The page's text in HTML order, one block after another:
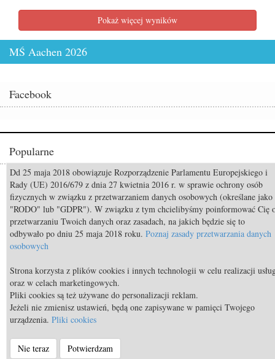
Pokaż więcej wyników
MŚ Aachen 2026
Facebook
Popularne
Odszedł Monty Roberts – człowiek, który nauczył świat słuchać koni
Constable FRH (Contendro I x Diarado) sprzedany do USA
Mistrzostwa Świata Aachen 2026: Już za 50 dni rozpocznie się walka o
medale!
TOP 11 nietypowych przekąsek bezpiecznych dla koni
TOP 9 najdroższych koni świata
Body Condition Scoring, czyli metoda oceny kondycji konia
© Equista.pl 2014 - 2026 - a timeless venture |
Polityka prywatności
Dd 25 maja 2018 obowiązuje Rozporządzenie Parlamentu Europejskiego i
Rady (UE) 2016/679 z dnia 27 kwietnia 2016 r. w sprawie ochrony osób
fizycznych w związku z przetwarzaniem danych osobowych (określane jako
"RODO" lub "GDPR"). W związku z tym chcielibyśmy poinformować Cię
przetwarzaniu Twoich danych oraz zasadach, na jakich będzie się to
odbywało po dniu 25 maja 2018 roku. Poznaj zasady przetwarzania danych
osobowych
Strona korzysta z plików cookies i innych technologii w celu realizacji
oraz w celach marketingowych.
Pliki cookies są też używane do personalizacji reklam.
Jeżeli nie zmienisz ustawień, będą one zapisywane w pamięci Twojego
urządzenia. Pliki cookies
Nie teraz Potwierdzam